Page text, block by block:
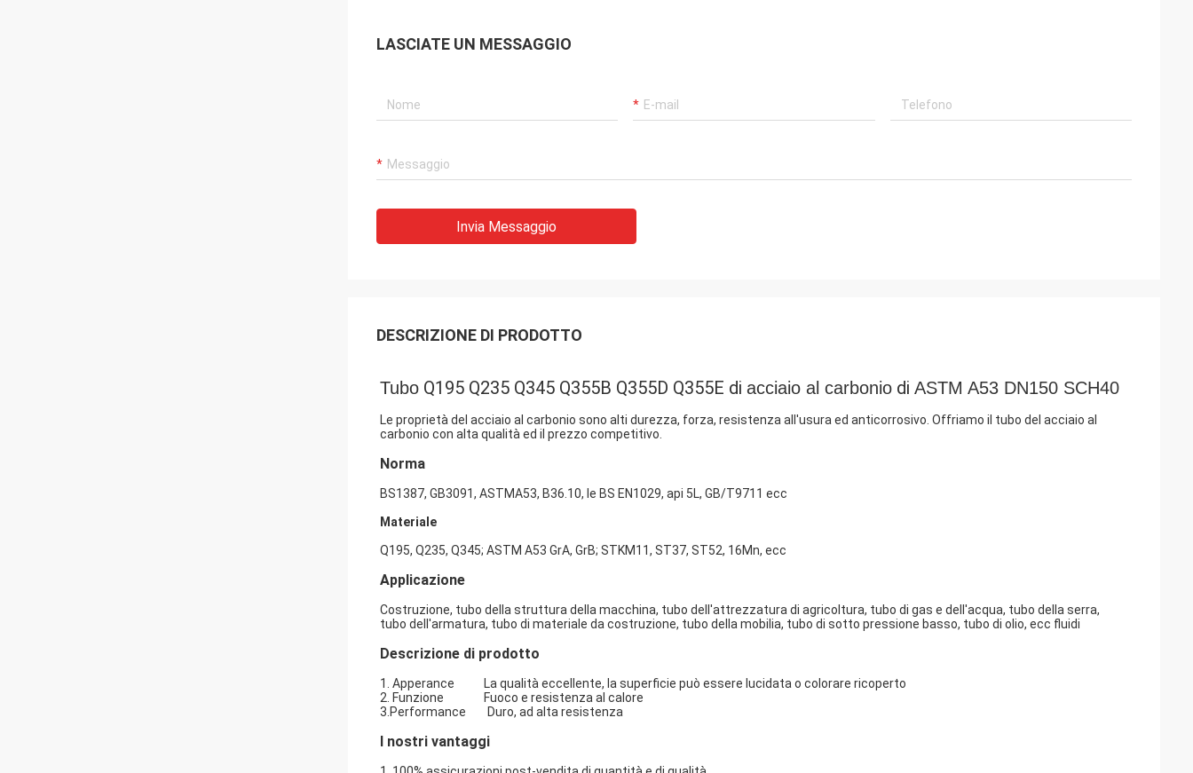
LASCIATE UN MESSAGGIO
Invia Messaggio
DESCRIZIONE DI PRODOTTO
Tubo Q195 Q235 Q345 Q355B Q355D Q355E di acciaio al carbonio di ASTM A53 DN150 SCH40
Le proprietà del acciaio al carbonio sono alti durezza, forza, resistenza all'usura ed anticorrosivo. Offriamo il tubo del acciaio al
carbonio con alta qualità ed il prezzo competitivo.
Norma
BS1387, GB3091, ASTMA53, B36.10, le BS EN1029, api 5L, GB/T9711 ecc
Materiale
Q195, Q235, Q345; ASTM A53 GrA, GrB; STKM11, ST37, ST52, 16Mn, ecc
Applicazione
Costruzione, tubo della struttura della macchina, tubo dell'attrezzatura di agricoltura, tubo di gas e dell'acqua, tubo della serra,
tubo dell'armatura, tubo di materiale da costruzione, tubo della mobilia, tubo di sotto pressione basso, tubo di olio, ecc fluidi
Descrizione di prodotto
1. Apperance La qualità eccellente, la superficie può essere lucidata o colorare ricoperto
2. Funzione Fuoco e resistenza al calore
3.Performance Duro, ad alta resistenza
I nostri vantaggi